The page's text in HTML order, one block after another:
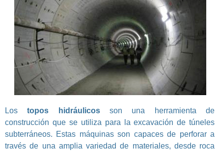
Lostopos hidráulicosson una herramienta de
construcción que se utiliza para la excavación de túneles
subterráneos. Estas máquinas son capaces de perforar a
través de una amplia variedad de materiales, desde roca